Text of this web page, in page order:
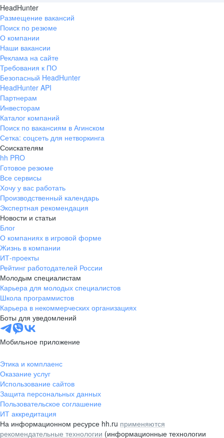
HeadHunter
Размещение вакансий
Поиск по резюме
О компании
Наши вакансии
Реклама на сайте
Требования к ПО
Безопасный HeadHunter
HeadHunter API
Партнерам
Инвесторам
Каталог компаний
Поиск по вакансиям в Агинском
Сетка: соцсеть для нетворкинга
Соискателям
hh PRO
Готовое резюме
Все сервисы
Хочу у вас работать
Производственный календарь
Экспертная рекомендация
Новости и статьи
Блог
О компаниях в игровой форме
Жизнь в компании
ИТ-проекты
Рейтинг работодателей России
Молодым специалистам
Карьера для молодых специалистов
Школа программистов
Карьера в некоммерческих организациях
Боты для уведомлений
Мобильное приложение
Этика и комплаенс
Оказание услуг
Использование сайтов
Защита персональных данных
Пользовательское соглашение
ИТ аккредитация
На информационном ресурсе hh.ru применяются
рекомендательные технологии (информационные технологии